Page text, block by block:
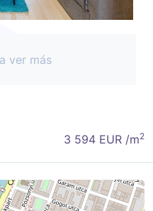
ver más
3 594 EUR /m2